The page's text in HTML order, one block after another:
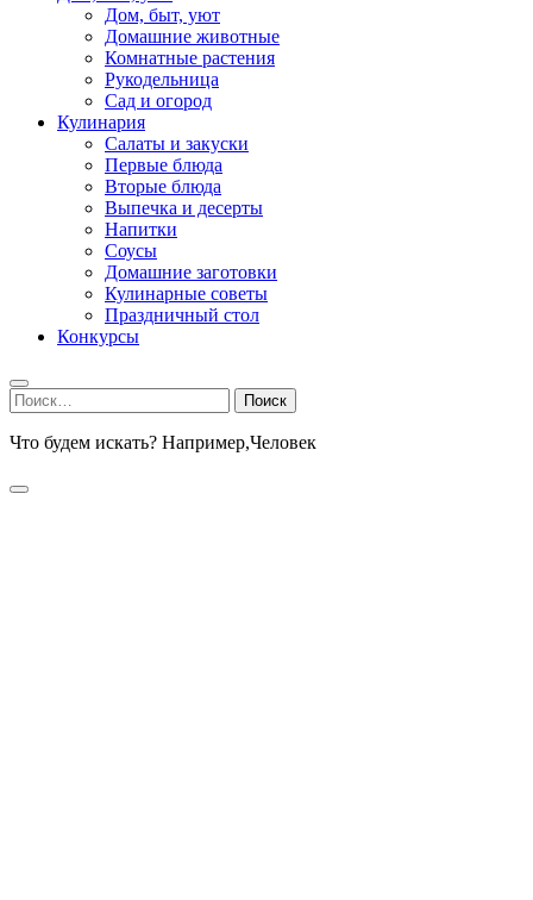
Дом, быт, уют
Домашние животные
Комнатные растения
Рукодельница
Сад и огород
Кулинария
Салаты и закуски
Первые блюда
Вторые блюда
Выпечка и десерты
Напитки
Соусы
Домашние заготовки
Кулинарные советы
Праздничный стол
Конкурсы
Найти:
Что будем искать? Например,Человек